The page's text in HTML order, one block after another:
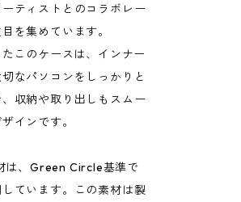
ティストとのコラボレー
を集めています。
このケースは、インナー
なパソコンをしっかりと
収納や取り出しもスムー
インです。
は、Green Circle基準で
ています。この素材は製